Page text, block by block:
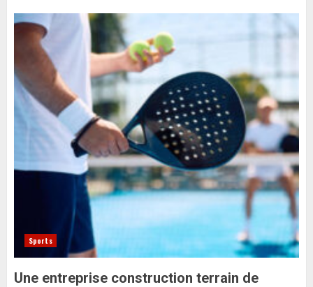
Sports
Une entreprise construction terrain de